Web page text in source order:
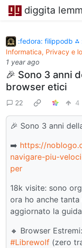
diggita
:fedora: filippodb ⁂
Informatica, Privacy e
1 year ago
🎉 Sono 3 anni
browser etici
22 4
🎉 Sono 3 anni
➡️ https://
navigare-piu-
per
18k visite: sono
ora ho anche
aggiornato la
🔸 Browser Estremi:
#Librewolf (zero